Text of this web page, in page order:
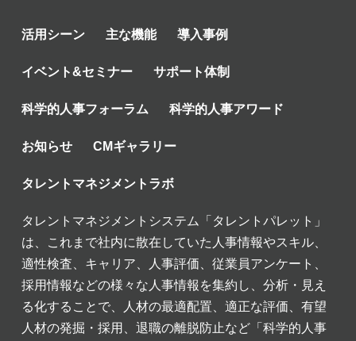
活用シーン 主な機能 導入事例
イベント&セミナー サポート体制
科学的人事フォーラム 科学的人事アワード
お知らせ CMギャラリー
タレントマネジメントラボ
タレントマネジメントシステム「タレントパレット」
は、これまで社内に散在していた人事情報やスキル、
適性検査、キャリア、人事評価、従業員アンケート、
採用情報などの様々な人事情報を集約し、分析・見え
る化することで、人材の最適配置、適正な評価、有望
人材の発掘・採用、退職の離脱防止など「科学的人事